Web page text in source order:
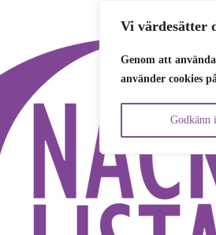
Vi värdesätter
Genom att
använder cookies
Godkänn